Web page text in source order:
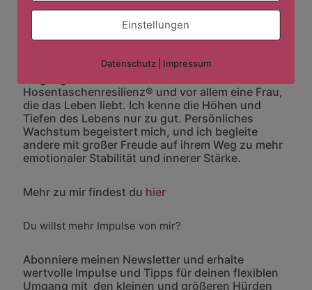
mache
lebendig!
Ich bin Emotionscoach, Resilienztrainerin und
Hosentaschenresilienz® und vor allem eine Frau,
die das Leben liebt. Ich kenne die Höhen und
Tiefen des Lebens nur zu gut. Persönliches
Wachstum begeistert mich, und ich begleite
andere mit großer Freude auf ihrem Weg zu mehr
emotionaler Stabilität und innerer Stärke.
Mehr zu mir findest du hier
Du willst mehr Impulse von mir?
Abonniere meinen Newsletter und erhalte
wertvolle Impulse und Tipps für deinen flexiblen
Umgang mit den kleinen und größeren Hürden
Einstellungen
Datenschutz| Impressum